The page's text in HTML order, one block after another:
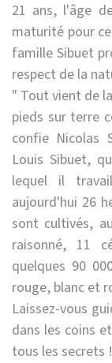
21 ans, l'âge
maturité pour
famille Sibuet
respect de la
" Tout vient de
pieds sur terre
confie Nicolas
Louis Sibuet,
lequel il
aujourd'hui 26
sont cultivés,
raisonné, 11
quelques 90
rouge, blanc et
Laissez-vous
dans les coins
tous les secrets !